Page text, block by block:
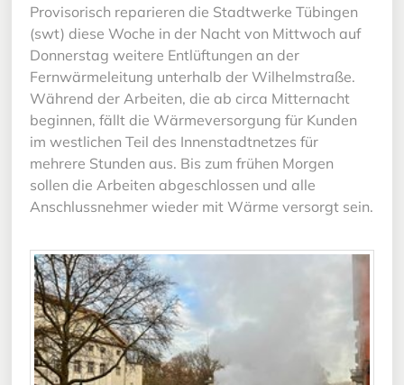
Provisorisch reparieren die Stadtwerke Tübingen
(swt) diese Woche in der Nacht von Mittwoch auf
Donnerstag weitere Entlüftungen an der
Fernwärmeleitung unterhalb der Wilhelmstraße.
Während der Arbeiten, die ab circa Mitternacht
beginnen, fällt die Wärmeversorgung für Kunden
im westlichen Teil des Innenstadtnetzes für
mehrere Stunden aus. Bis zum frühen Morgen
sollen die Arbeiten abgeschlossen und alle
Anschlussnehmer wieder mit Wärme versorgt sein.